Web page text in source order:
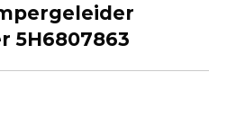
5H6807863